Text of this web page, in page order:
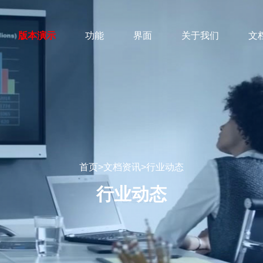
版本演示 功能 界面 关于我们 文
首页>文档资讯>行业动态
行业动态